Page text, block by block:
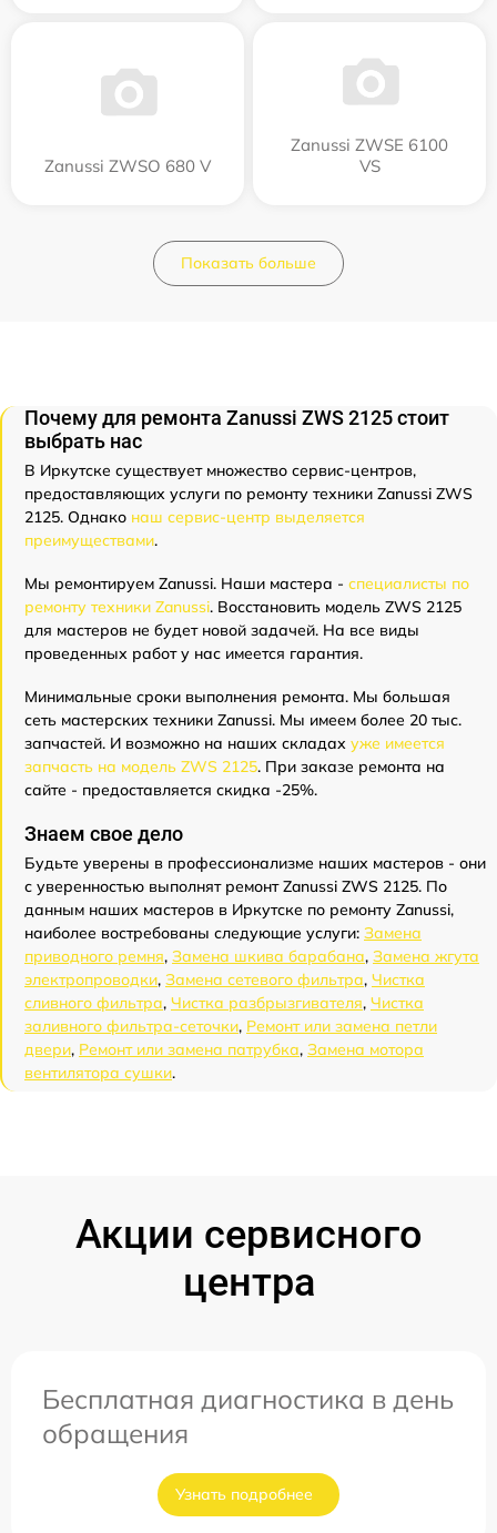
Zanussi ZWSO 680 V
Zanussi ZWSE 6100
VS
Показать больше
Почему для ремонта Zanussi ZWS 2125 стоит
выбрать нас
В Иркутске существует множество сервис-центров,
предоставляющих услуги по ремонту техники Zanussi ZWS
2125. Однако наш сервис-центр выделяется
преимуществами.
Мы ремонтируем Zanussi. Наши мастера - специалисты по
ремонту техники Zanussi. Восстановить модель ZWS 2125
для мастеров не будет новой задачей. На все виды
проведенных работ у нас имеется гарантия.
Минимальные сроки выполнения ремонта. Мы большая
сеть мастерских техники Zanussi. Мы имеем более 20 тыс.
запчастей. И возможно на наших складах уже имеется
запчасть на модель ZWS 2125. При заказе ремонта на
сайте - предоставляется скидка -25%.
Знаем свое дело
Будьте уверены в профессионализме наших мастеров - они
с уверенностью выполнят ремонт Zanussi ZWS 2125. По
данным наших мастеров в Иркутске по ремонту Zanussi,
наиболее востребованы следующие услуги: Замена
приводного ремня, Замена шкива барабана, Замена жгута
электропроводки, Замена сетевого фильтра, Чистка
сливного фильтра, Чистка разбрызгивателя, Чистка
заливного фильтра-сеточки, Ремонт или замена петли
двери, Ремонт или замена патрубка, Замена мотора
вентилятора сушки.
Акции сервисного
центра
Бесплатная диагностика в день
обращения
Узнать подробнее